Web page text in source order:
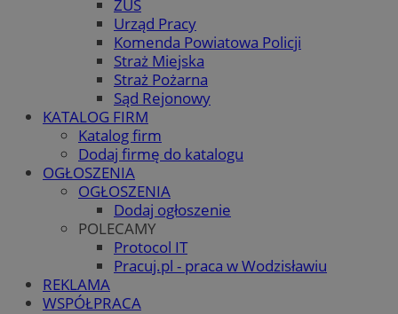
ZUS
Urząd Pracy
Komenda Powiatowa Policji
Straż Miejska
Straż Pożarna
Sąd Rejonowy
KATALOG FIRM
Katalog firm
Dodaj firmę do katalogu
OGŁOSZENIA
OGŁOSZENIA
Dodaj ogłoszenie
POLECAMY
Protocol IT
Pracuj.pl - praca w Wodzisławiu
REKLAMA
WSPÓŁPRACA